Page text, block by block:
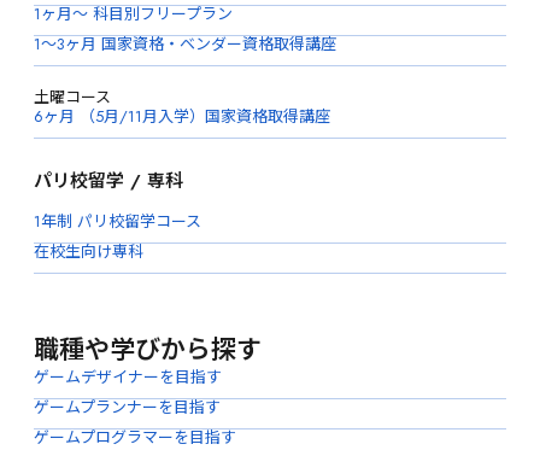
1ヶ月〜 科目別フリープラン
1〜3ヶ月 国家資格・ベンダー資格取得講座
土曜コース
6ヶ月 （5月/11月入学）国家資格取得講座
パリ校留学 / 専科
1年制 パリ校留学コース
在校生向け専科
職種や学びから探す
ゲームデザイナーを目指す
ゲームプランナーを目指す
ゲームプログラマーを目指す